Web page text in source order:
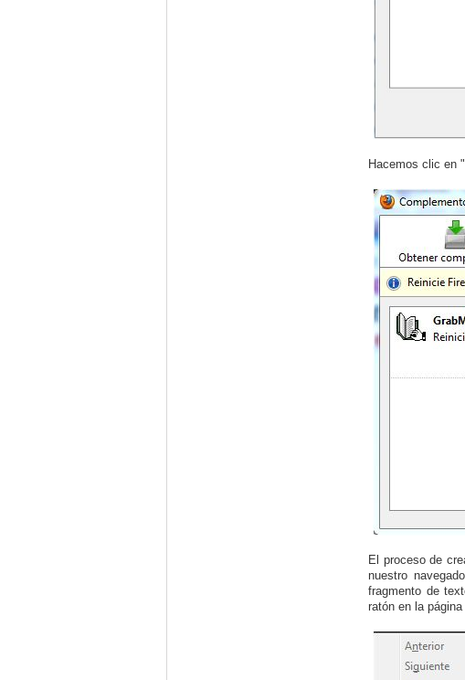
Hacemos clic en "
El proceso de
nuestro
fragmento de
ratón en la